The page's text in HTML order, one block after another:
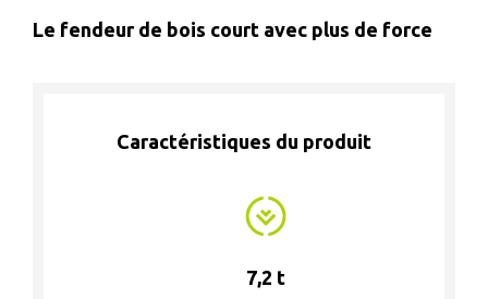
Le fendeur de bois court avec plus de force
Caractéristiques du produit
7,2 t